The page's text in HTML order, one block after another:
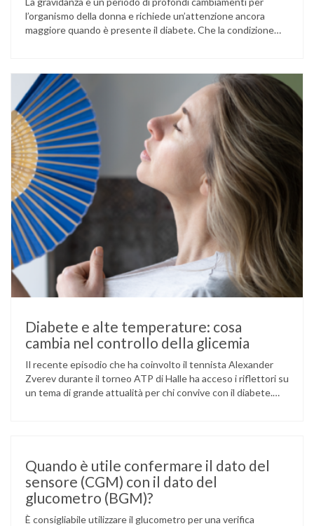
l’organismo della donna e richiede un’attenzione ancora
maggiore quando è presente il diabete. Che la condizione
volta durante la gestazione (diabete gestazionale),
mantenere …
Diabete e alte temperature: cosa
cambia nel controllo della glicemia
Il recente episodio che ha coinvolto il tennista Alexander
Zverev durante il torneo ATP di Halle ha acceso i riflettori su
un tema di grande attualità per chi convive con il diabete.
Quando è utile confermare il dato del
sensore (CGM) con il dato del
glucometro (BGM)?
È consigliabile utilizzare il glucometro per una verifica